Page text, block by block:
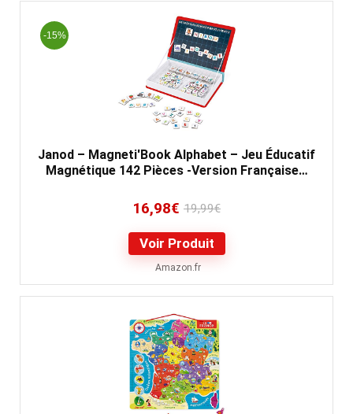
-15%
Janod – Magneti'Book Alphabet – Jeu Éducatif
Magnétique 142 Pièces -Version Française…
16,98€ 19,99€
Voir Produit
Amazon.fr